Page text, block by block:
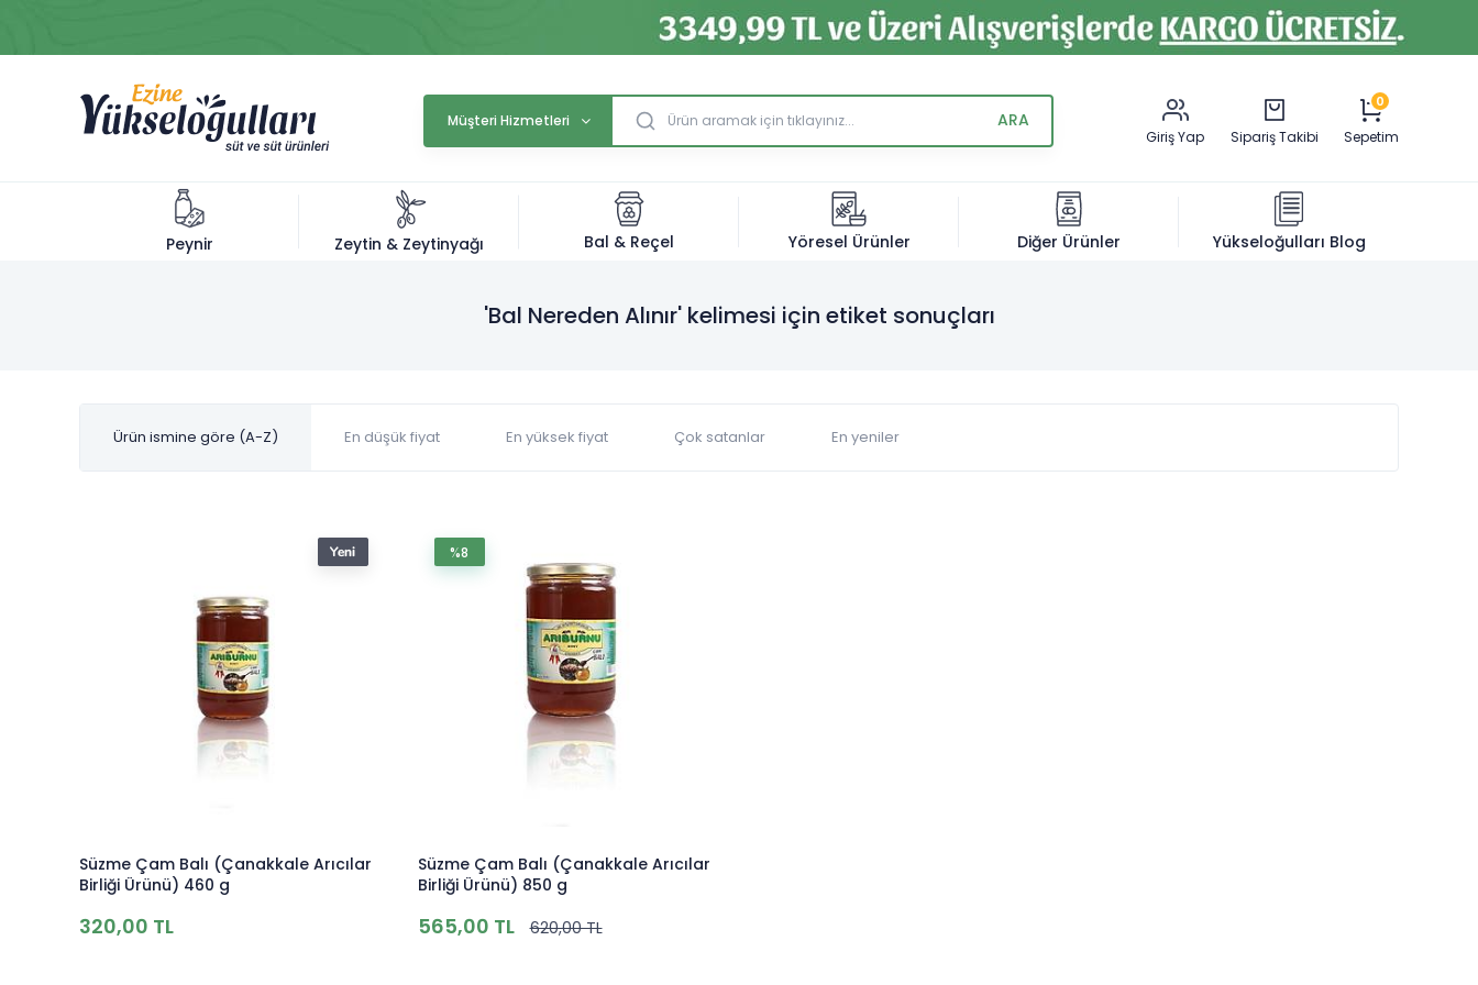
Müşteri Hizmetleri
Giriş Yap
Sipariş Takibi
0
Sepetim
Peynir Zeytin & Zeytinyağı Bal & Reçel Yöresel Ürünler Diğer Ürünler Yükseloğulları Blog
'Bal Nereden Alınır' kelimesi için etiket sonuçları
Ürün ismine göre (A-Z) En düşük fiyat En yüksek fiyat Çok satanlar En yeniler
Süzme Çam Balı (Çanakkale Arıcılar
Birliği Ürünü) 460 g
320,00 TL
Süzme Çam Balı (Çanakkale Arıcılar
Birliği Ürünü) 850 g
565,00 TL 620,00 TL
%8